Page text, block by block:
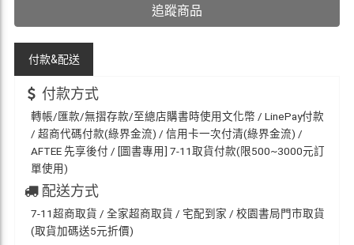
追蹤商品
付款&配送
付款方式
轉帳/匯款/無摺存款/至總店購書時使用文化幣 / LinePay付款
/ 超商代碼付款(綠界金流) / 信用卡一次付清(綠界金流) /
AFTEE 先享後付 / [圖書專用] 7-11取貨付款(限500~3000元訂
單使用)
配送方式
7-11超商取貨 / 全家超商取貨 / 宅配到家 / 校園書局門市取貨
(取貨加碼送5元折價)